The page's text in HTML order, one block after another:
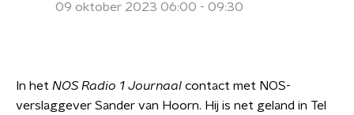
09 oktober 2023 06:00 - 09:30
In het NOS Radio 1 Journaal contact met NOS-
verslaggever Sander van Hoorn. Hij is net geland in Tel